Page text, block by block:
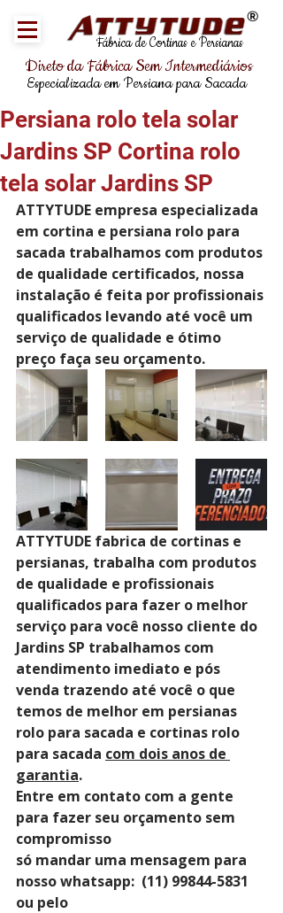
Fábrica de Cortinas e Persianas
®
Direto da Fábrica Sem Intermediários
Especializada em Persiana para Sacada
Persiana rolo tela solar
Jardins SP Cortina rolo
tela solar Jardins SP
ATTYTUDE empresa especializada
em cortina e persiana rolo para
sacada trabalhamos com produtos
de qualidade certificados, nossa
instalação é feita por profissionais
qualificados levando até você um
serviço de qualidade e ótimo
preço faça seu orçamento.
ATTYTUDE fabrica de cortinas e
persianas, trabalha com produtos
de qualidade e profissionais
qualificados para fazer o melhor
serviço para você nosso cliente do
Jardins SP trabalhamos com
atendimento imediato e pós
venda trazendo até você o que
temos de melhor em persianas
rolo para sacada e cortinas rolo
para sacada com dois anos de
garantia.
Entre em contato com a gente
para fazer seu orçamento sem
compromisso
só mandar uma mensagem para
nosso whatsapp:  (11) 99844-5831
ou pelo